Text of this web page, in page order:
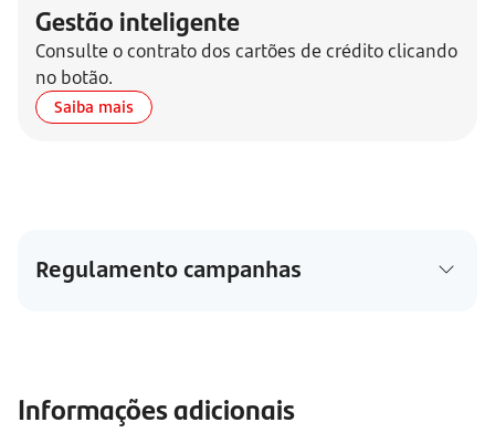
Gestão inteligente
Consulte o contrato dos cartões de crédito clicando
no botão.
Saiba mais
Regulamento campanhas
Informações adicionais